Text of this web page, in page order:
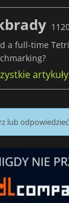
a full-time
artykuły
lub